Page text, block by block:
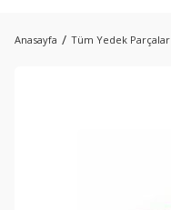
Anasayfa Tüm Yedek Parçalar